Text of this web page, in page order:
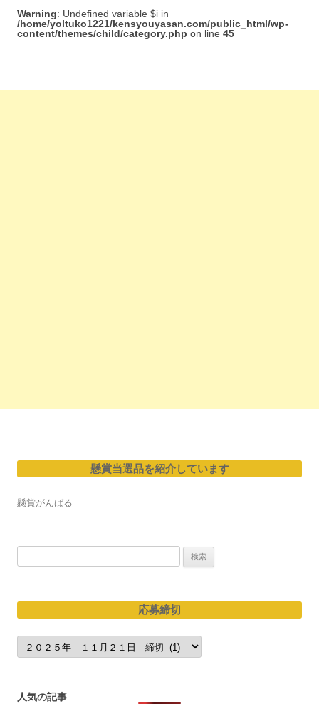
Warning: Undefined variable $i in
/home/yoltuko1221/kensyouyasan.com/public_html/wp-
content/themes/child/category.php on line 45
懸賞当選品を紹介しています
懸賞がんばる
応募締切
応
締
人気の記事